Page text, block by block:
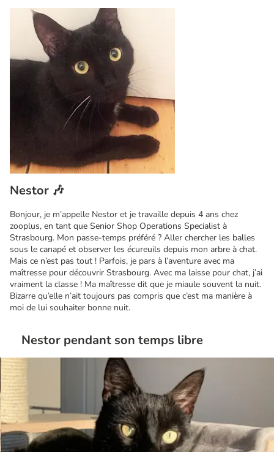
Nestor 🎶
Bonjour, je m’appelle Nestor et je travaille depuis 4 ans chez
zooplus, en tant que Senior Shop Operations Specialist à
Strasbourg. Mon passe-temps préféré ? Aller chercher les balles
sous le canapé et observer les écureuils depuis mon arbre à chat.
Mais ce n’est pas tout ! Parfois, je pars à l’aventure avec ma
maîtresse pour découvrir Strasbourg. Avec ma laisse pour chat, j’ai
vraiment la classe ! Ma maîtresse dit que je miaule souvent la nuit.
Bizarre qu’elle n’ait toujours pas compris que c’est ma manière à
moi de lui souhaiter bonne nuit.
Nestor pendant son temps libre